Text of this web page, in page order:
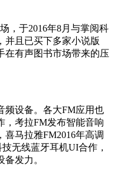
于2016年8月与掌阅科
并且已买下多家小说版
在有声图书市场带来的压
设备。各大FM应用也
，考拉FM发布智能音响
马拉雅FM2016年高调
无线蓝牙耳机UI合作，
发力。